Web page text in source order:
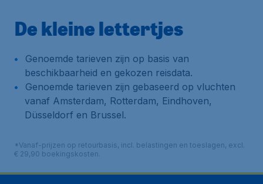
De kleine lettertjes
Genoemde tarieven zijn op basis van
beschikbaarheid en gekozen reisdata.
Genoemde tarieven zijn gebaseerd op vluchten
vanaf Amsterdam, Rotterdam, Eindhoven,
Düsseldorf en Brussel.
*Vanaf-prijzen op retourbasis, incl. belastingen en toeslagen, excl.
€ 29,90 boekingskosten.